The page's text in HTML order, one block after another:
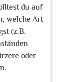
du auf
welche Art
(z.B.
oder